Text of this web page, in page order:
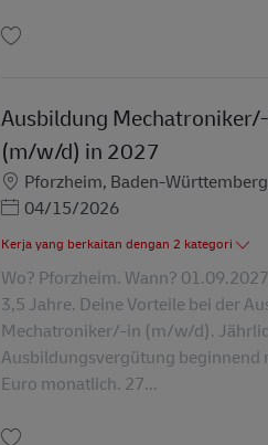
Ausbildung
(m/w/d) in 2027
LokasiPforzheim, Baden-
Posted Date
04/15/2026
Kerja yang berkaitan dengan 2 kategori
Wo? Pforzheim. Wann?
3,5 Jahre. Deine Vorteile bei der
Mechatroniker/-in (m/w/d).
Ausbildungsvergütung beginnend
Euro monatlich. 27...